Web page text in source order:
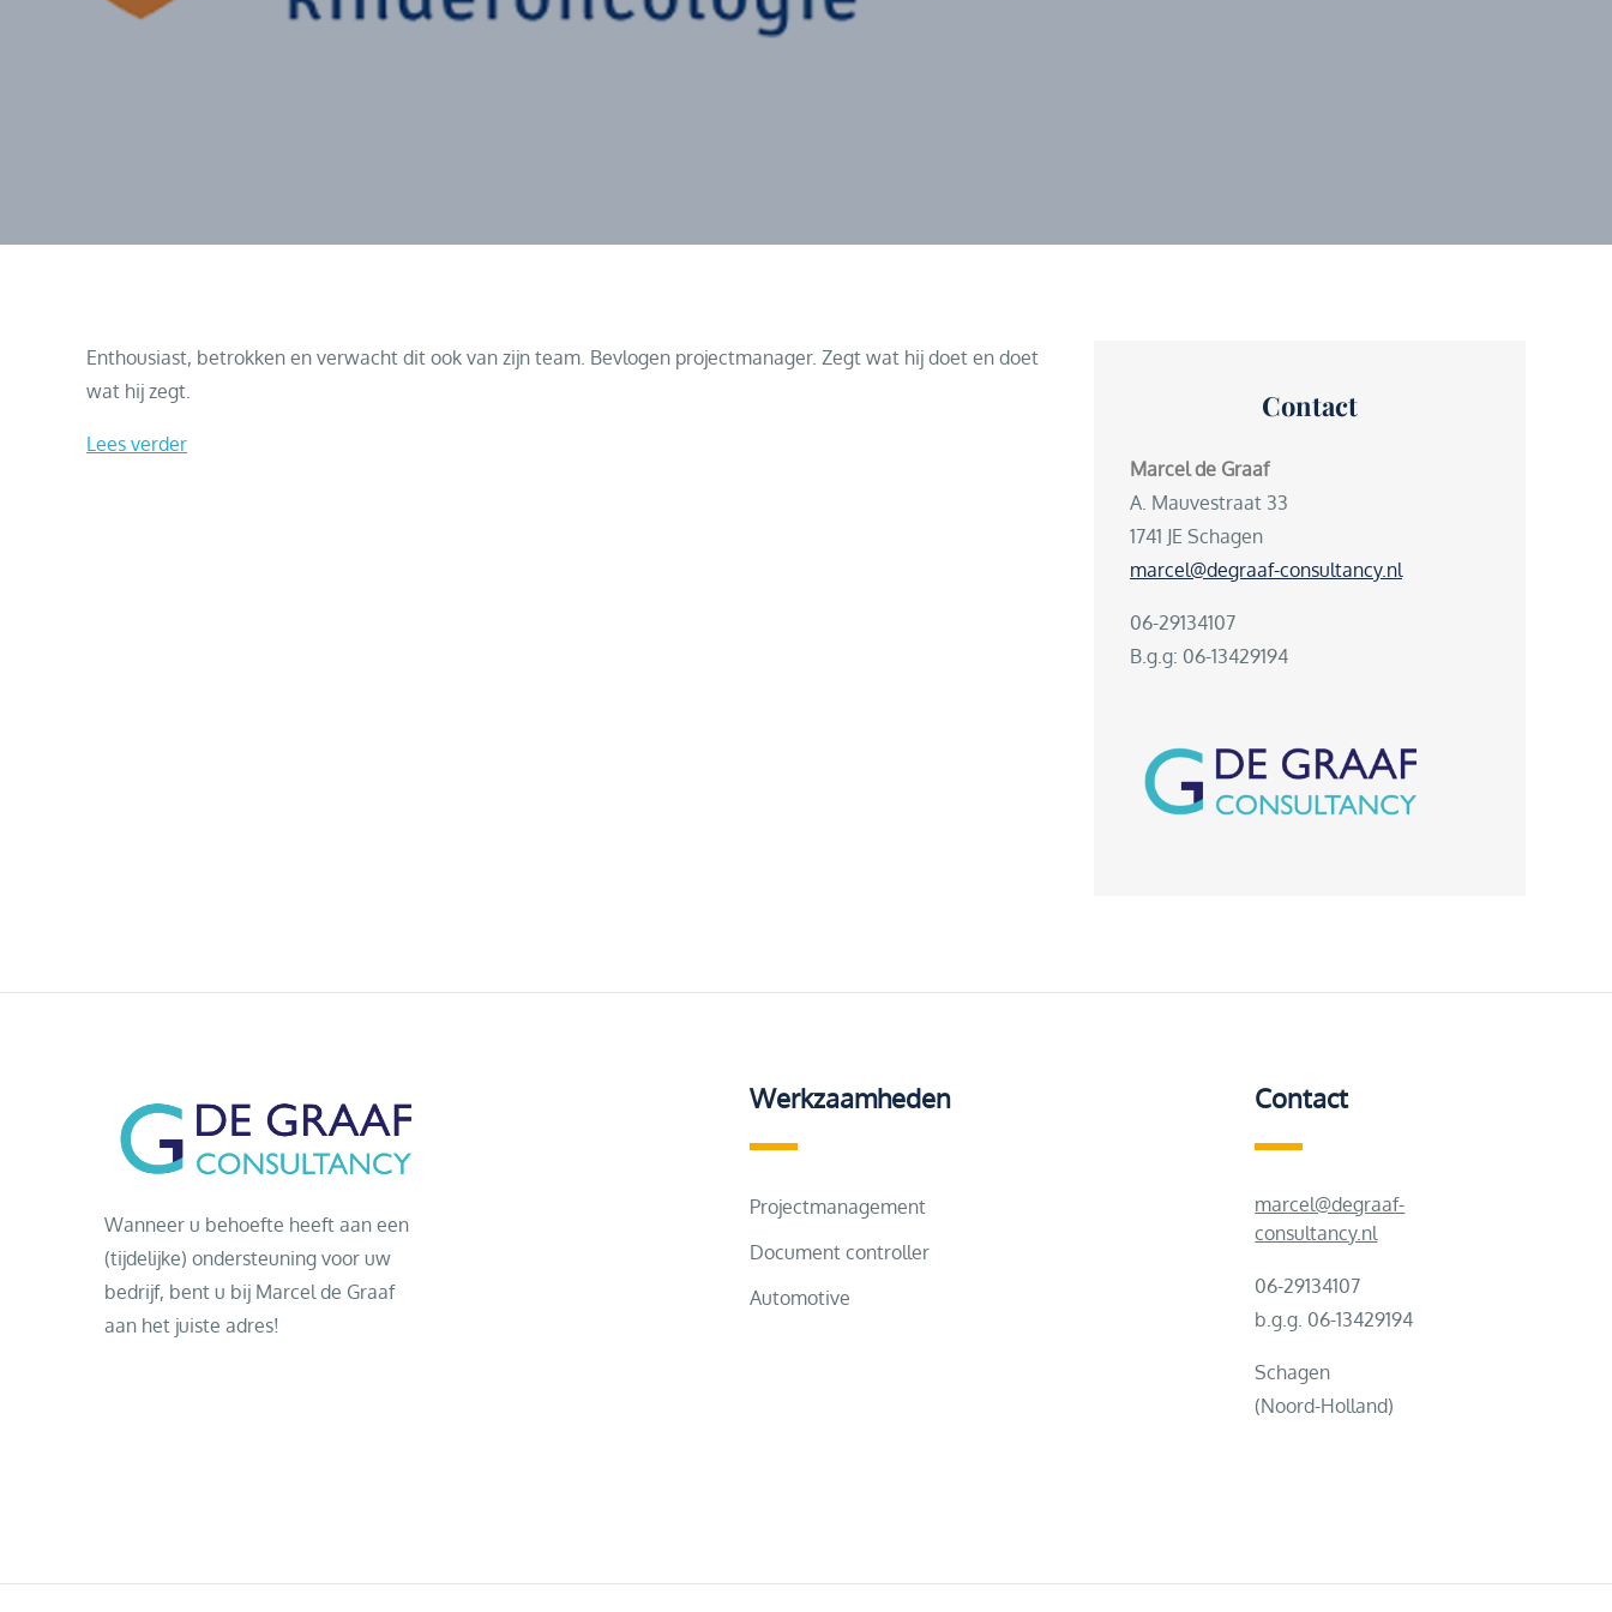
Enthousiast, betrokken en verwacht dit ook van zijn team. Bevlogen projectmanager. Zegt wat hij doet en doet
wat hij zegt.
Lees verder
Contact
Marcel de Graaf
A. Mauvestraat 33
1741 JE Schagen
marcel@degraaf-consultancy.nl
06-29134107
B.g.g: 06-13429194
Wanneer u behoefte heeft aan een
(tijdelijke) ondersteuning voor uw
bedrijf, bent u bij Marcel de Graaf
aan het juiste adres!
Werkzaamheden
Projectmanagement
Document controller
Automotive
Contact
marcel@degraaf-
consultancy.nl
06-29134107
b.g.g. 06-13429194
Schagen
(Noord-Holland)